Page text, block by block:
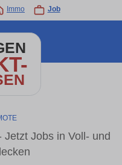
Immo Job
Jobs in Voll- und